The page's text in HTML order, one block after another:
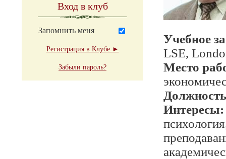
Вход в клуб
Запомнить меня
Регистрация в Клубе ►
Забыли пароль?
Учебное
LSE,
Место
Интересы: